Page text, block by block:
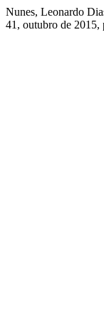
Nunes, Leonardo
41, outubro de 2015,